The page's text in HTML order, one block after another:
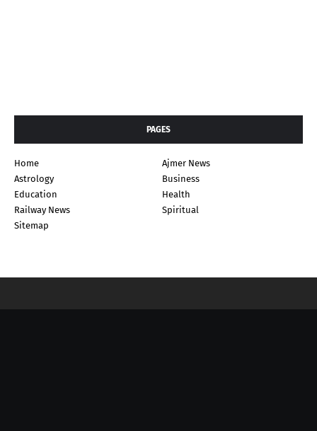
PAGES
Home
Ajmer News
Astrology
Business
Education
Health
Railway News
Spiritual
Sitemap